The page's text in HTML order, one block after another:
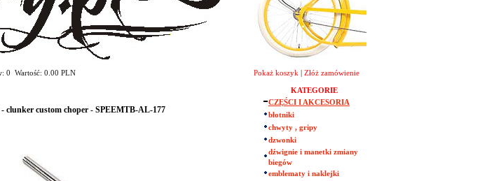
0 Wartość: 0.00 PLN Pokaż koszyk Złóż zamówienie
clunker custom choper - SPEEMTB-AL-177
KATEGORIE
CZĘŚCI I AKCESORIA
błotniki
chwyty , gripy
dzwonki
dźwignie i manetki zmiany
biegów
emblematy i naklejki